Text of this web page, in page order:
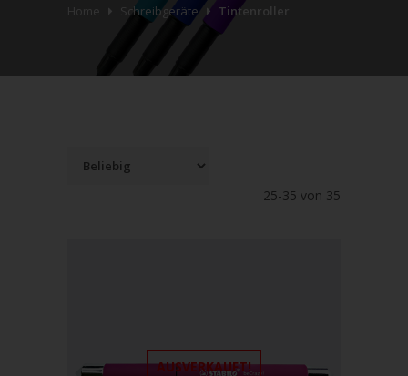
Home Schreibgeräte Tintenroller
25-35 von 35
AUSVERKAUFT!